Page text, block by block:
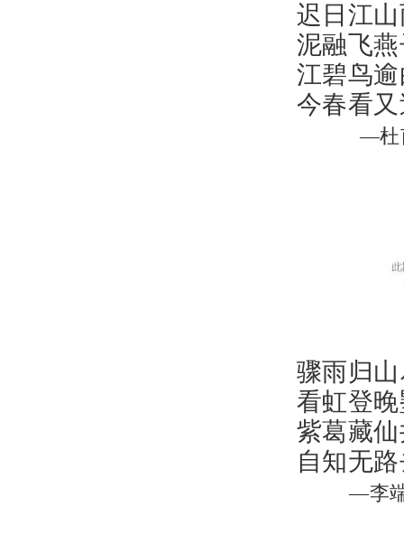
迟日江
泥融飞
江碧鸟
今春看
—杜
骤雨归
看虹登
紫葛藏
自知无
—李